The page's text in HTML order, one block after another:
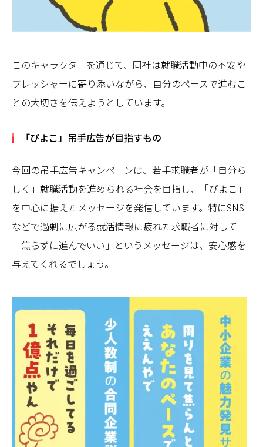
このキャラクターを通じて、同社は就職活動中の不安や
プレッシャーに寄り添いながら、自分のペースで進むこ
との大切さを伝えようとしています。
「ぴよこ」吊手広告が目指すもの
今回の吊手広告キャンペーンは、若手求職者が「自分ら
しく」就職活動を進められる社会を目指し、「ぴよこ」
を中心に据えたメッセージを発信しています。特にSNS
などで過剰に広がる就活情報に疲れた求職者に対して
「焦らずに進んでいい」というメッセージは、安心感を
与えてくれるでしょう。